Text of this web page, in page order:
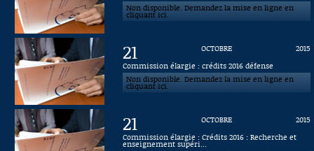
Non disponible. Demandez la mise en ligne en
cliquant ici.
21 OCTOBRE
2015
Commission élargie : crédits 2016 défense
Non disponible. Demandez la mise en ligne en
cliquant ici.
21 OCTOBRE
2015
Commission élargie : Crédits 2016 : Recherche et
enseignement supéri...